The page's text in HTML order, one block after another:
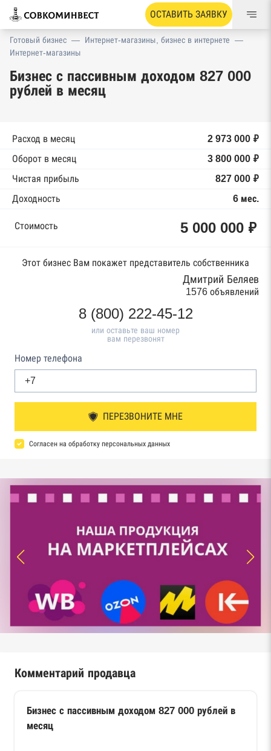
ОСТАВИТЬ ЗАЯВКУ
Готовый бизнес — Интернет-магазины, бизнес в интернете —
Интернет-магазины
Бизнес с пассивным доходом 827 000
рублей в месяц
Расход в месяц
2 973 000 ₽
Оборот в месяц
3 800 000 ₽
Чистая прибыль
827 000 ₽
Доходность
6 мес.
Стоимость 5 000 000 ₽
Этот бизнес Вам покажет представитель собственника
Дмитрий Беляев
1576 объявлений
8 (800) 222-45-12
или оставьте ваш номер
вам перезвонят
Номер телефона
ПЕРЕЗВОНИТЕ МНЕ
Согласен на обработку персональных данных
Комментарий продавца
Бизнес с пассивным доходом 827 000 рублей в
месяц